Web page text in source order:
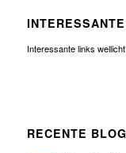
Interessante links
RECENTE